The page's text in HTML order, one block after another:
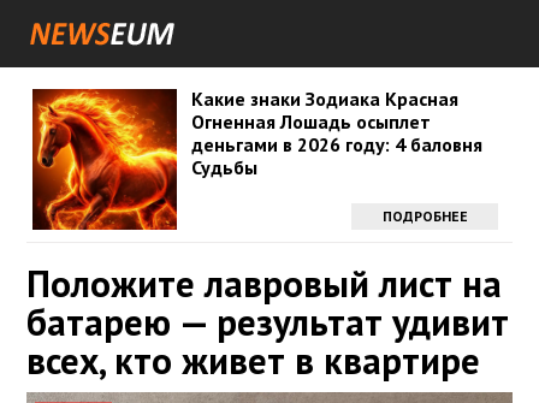
Какие знаки Зодиака Красная
Огненная Лошадь осыплет
деньгами в 2026 году: 4 баловня
Судьбы
ПОДРОБНЕЕ
Положите лавровый лист на
батарею — результат удивит
всех, кто живет в квартире